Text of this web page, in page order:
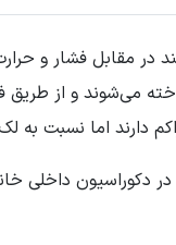
مقابل فشار و
می‌شوند و از
دارند اما نسبت
داخلی